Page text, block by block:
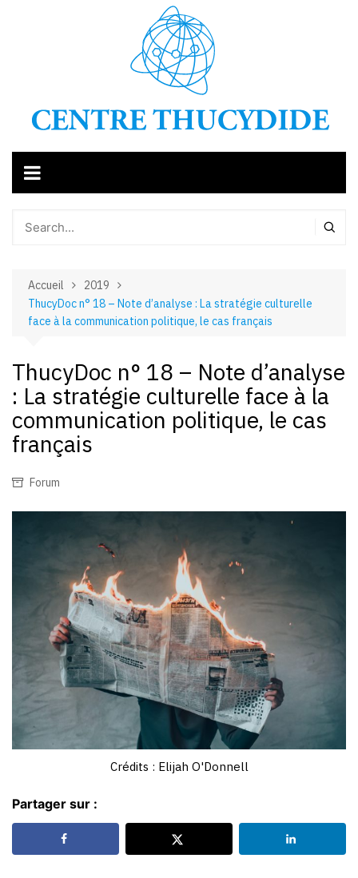
Accueil
2019
ThucyDoc n° 18 – Note d’analyse : La stratégie culturelle
face à la communication politique, le cas français
ThucyDoc n° 18 – Note d’analyse
: La stratégie culturelle face à la
communication politique, le cas
français
Forum
Crédits : Elijah O'Donnell
Partager sur :